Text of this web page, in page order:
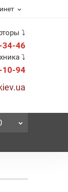
⤵
34-46
⤵
10-94